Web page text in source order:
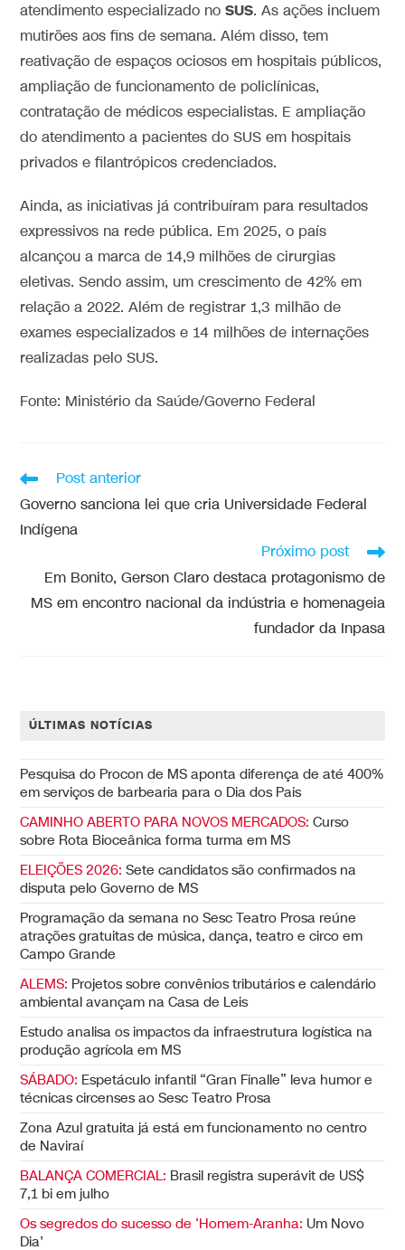
atendimento especializado noSUS. As ações incluem
mutirões aos fins de semana. Além disso, tem
reativação de espaços ociosos em hospitais públicos,
ampliação de funcionamento de policlínicas,
contratação de médicos especialistas. E ampliação
do atendimento a pacientes do SUS em hospitais
privados e filantrópicos credenciados.
Ainda, as iniciativas já contribuíram para resultados
expressivos na rede pública. Em 2025, o país
alcançou a marca de 14,9 milhões de cirurgias
eletivas. Sendo assim, um crescimento de 42% em
relação a 2022. Além de registrar 1,3 milhão de
exames especializados e 14 milhões de internações
realizadas pelo SUS.
Fonte: Ministério da Saúde/Governo Federal
Post anterior
Governo sanciona lei que cria Universidade Federal
Indígena
Próximo post
Em Bonito, Gerson Claro destaca protagonismo de
MS em encontro nacional da indústria e homenageia
fundador da Inpasa
ÚLTIMAS NOTÍCIAS
Pesquisa do Procon de MS aponta diferença de até 400%
em serviços de barbearia para o Dia dos Pais
CAMINHO ABERTO PARA NOVOS MERCADOS: Curso
sobre Rota Bioceânica forma turma em MS
ELEIÇÕES 2026: Sete candidatos são confirmados na
disputa pelo Governo de MS
Programação da semana no Sesc Teatro Prosa reúne
atrações gratuitas de música, dança, teatro e circo em
Campo Grande
ALEMS: Projetos sobre convênios tributários e calendário
ambiental avançam na Casa de Leis
Estudo analisa os impactos da infraestrutura logística na
produção agrícola em MS
SÁBADO: Espetáculo infantil “Gran Finalle” leva humor e
técnicas circenses ao Sesc Teatro Prosa
Zona Azul gratuita já está em funcionamento no centro
de Naviraí
BALANÇA COMERCIAL: Brasil registra superávit de US$
7,1 bi em julho
Os segredos do sucesso de ‘Homem-Aranha: Um Novo
Dia’